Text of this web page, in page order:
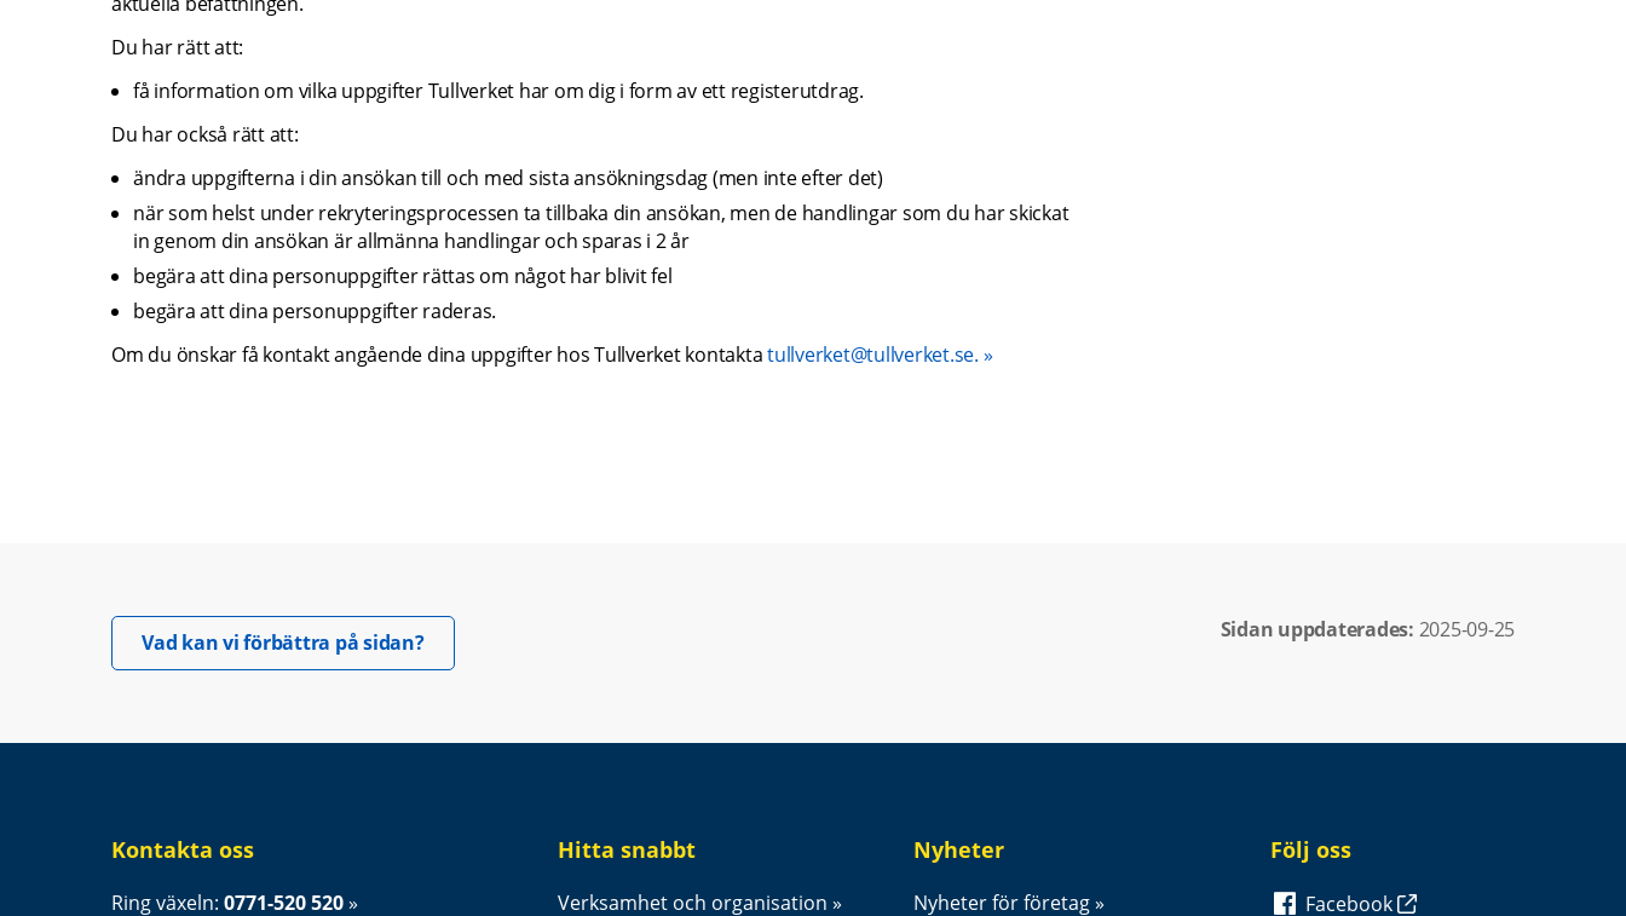
Du har rätt att:
få information om vilka uppgifter Tullverket har om dig i form av ett registerutdrag.
Du har också rätt att:
ändra uppgifterna i din ansökan till och med sista ansökningsdag (men inte efter det)
när som helst under rekryteringsprocessen ta tillbaka din ansökan, men de handlingar som du har skickat
in genom din ansökan är allmänna handlingar och sparas i 2 år
begära att dina personuppgifter rättas om något har blivit fel
begära att dina personuppgifter raderas.
Om du önskar få kontakt angående dina uppgifter hos Tullverket kontakta tullverket@tullverket.se.
Vad kan vi förbättra på sidan?Öppnas i nytt fönster. Sidan uppdaterades: 2025-09-25
Kontakta oss
Ring växeln: 0771-520 520
Hitta snabbt
Verksamhet och organisation
Nyheter
Nyheter för företag
Följ oss
Facebook